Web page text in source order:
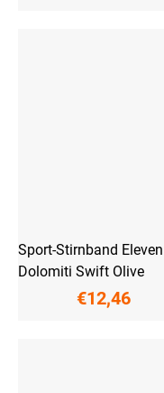
Sport-Stirnband Eleven
Dolomiti Swift Olive
€12,46